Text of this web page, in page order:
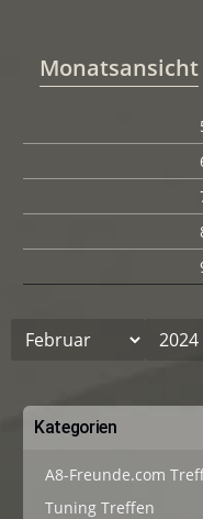
Monatsansicht
Kategorien
A8-Freunde.com
Tuning Treffen